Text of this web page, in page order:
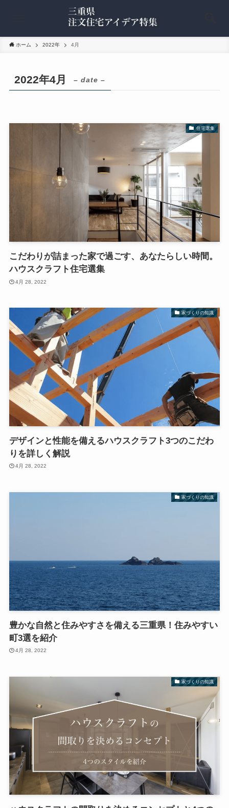
ホーム 2022年 4月
2022年4月 – date –
住宅選集
こだわりが詰まった家で過ごす、あなたらしい時間。
ハウスクラフト住宅選集
4月 28, 2022
家づくりの知識
デザインと性能を備えるハウスクラフト3つのこだわ
りを詳しく解説
4月 28, 2022
家づくりの知識
豊かな自然と住みやすさを備える三重県！住みやすい
町3選を紹介
4月 28, 2022
家づくりの知識